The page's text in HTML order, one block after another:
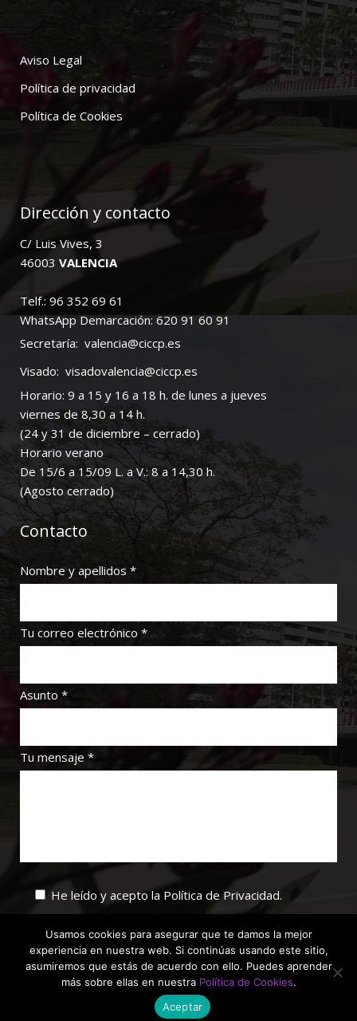
Aviso Legal
Política de privacidad
Política de Cookies
Dirección y contacto
C/ Luis Vives, 3
46003 VALENCIA
Telf.: 96 352 69 61
WhatsApp Demarcación: 620 91 60 91
Secretaría: valencia@ciccp.es
Visado: visadovalencia@ciccp.es
Horario: 9 a 15 y 16 a 18 h. de lunes a jueves
viernes de 8,30 a 14 h.
(24 y 31 de diciembre – cerrado)
Horario verano
De 15/6 a 15/09 L. a V.: 8 a 14,30 h.
(Agosto cerrado)
Contacto
Nombre y apellidos *
Tu correo electrónico *
Asunto *
Tu mensaje *
He leído y acepto la Política de Privacidad.
Usamos cookies para asegurar que te damos la mejor
experiencia en nuestra web. Si continúas usando este sitio,
asumiremos que estás de acuerdo con ello. Puedes aprender
más sobre ellas en nuestra Política de Cookies.
Aceptar